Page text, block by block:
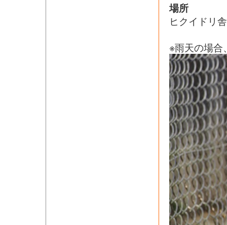
場所
ヒクイドリ
※雨天の場合